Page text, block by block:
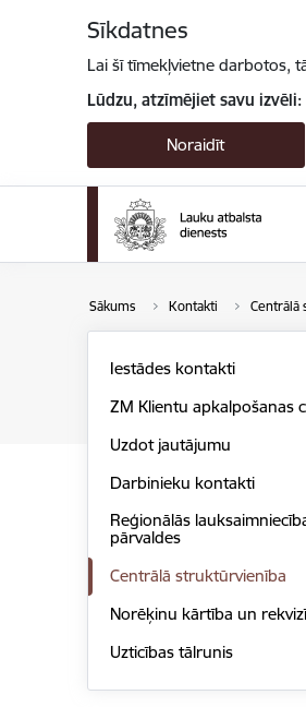
Sīkdatnes
Lai šī tīmekļvietne darbotos,
Lūdzu, atzīmējiet savu izvēli:
Noraidīt
Sākums Kontakti Centrālā
Iestādes kontakti
ZM Klientu apkalpošanas
Uzdot jautājumu
Darbinieku kontakti
Reģionālās
pārvaldes
Centrālā struktūrvienība
Norēķinu kārtība un
Uzticības tālrunis